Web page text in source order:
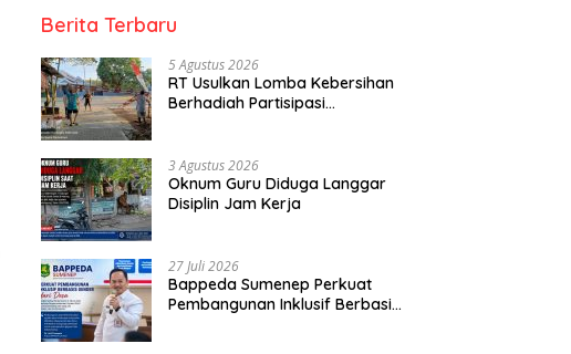
Berita Terbaru
5 Agustus 2026
RT Usulkan Lomba Kebersihan
Berhadiah Partisipasi
3 Agustus 2026
Oknum Guru Diduga Langgar
Disiplin Jam Kerja
27 Juli 2026
Bappeda Sumenep Perkuat
Pembangunan Inklusif Berbasis